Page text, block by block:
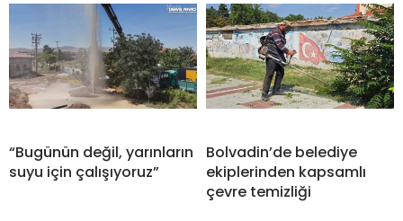
“Bugünün değil, yarınların
suyu için çalışıyoruz”
Bolvadin’de belediye
ekiplerinden kapsamlı
çevre temizliği